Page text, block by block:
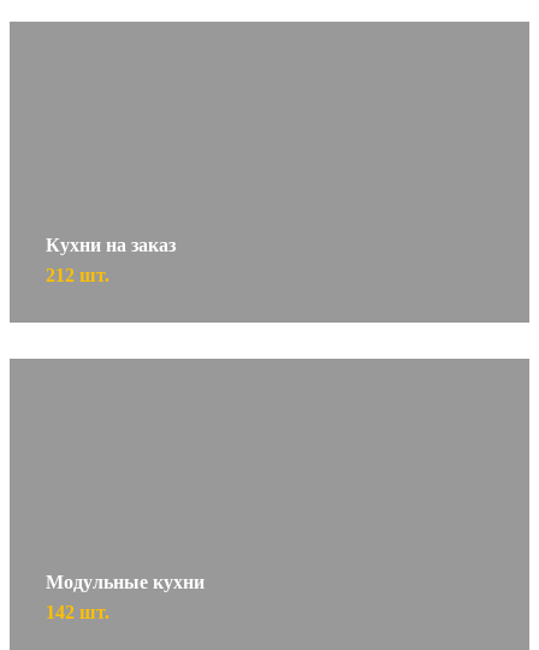
Кухни на заказ
212 шт.
Модульные кухни
142 шт.